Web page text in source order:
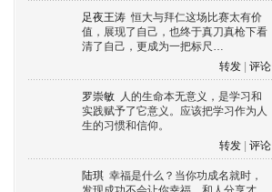
足夜王涛 恒大与拜仁这场比赛太有价
值，展现了自己，也终于真刀真枪下看
清了自己，更成为一把标尺…
转发
评论
罗崇敏 人的生命本无意义，是学习和
实践赋予了它意义。应该把学习作为人
生的习惯和信仰。
转发
评论
陆琪 幸福是什么？当你功成名就时，